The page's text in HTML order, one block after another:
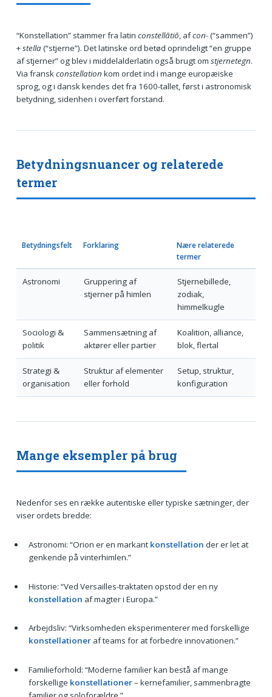
“Konstellation” stammer fra latin constellātiō , afcon-(“sammen”)
+stella(“stjerne”). Det latinske ord betød oprindeligt “en gruppe
af stjerner” og blev i middelalderlatin også brugt om stjernetegn.
Via franskconstellation kom ordet ind i mange europæiske
sprog, og i dansk kendes det fra 1600-tallet, først i astronomisk
betydning, sidenhen i overført forstand.
Betydningsnuancer og relaterede
termer
Betydningsfelt Forklaring
Nære relaterede
termer
Astronomi
Gruppering af
stjerner på himlen
Stjernebillede,
zodiak,
himmelkugle
Sociologi &
politik
Sammensætning af
aktører eller partier
Koalition, alli­ance,
blok, flertal
Strategi &
organisation
Struktur af elementer
eller forhold
Setup, struktur,
konfiguration
Mange eksempler på brug
Nedenfor ses en række autentiske eller typiske sætninger, der
viser ordets bredde:
Astronomi: “Orion er en markant konstellation der er let at
genkende på vinterhimlen.”
Historie: “Ved Versailles-traktaten opstod der en ny
konstellation af magter i Europa.”
Arbejdsliv: “Virksomheden eksperimenterer med forskellige
konstellationeraf teams for at forbedre innovationen.”
Familieforhold: “Moderne familier kan bestå af mange
forskellige konstellationer– kernefamilier, sammenbragte